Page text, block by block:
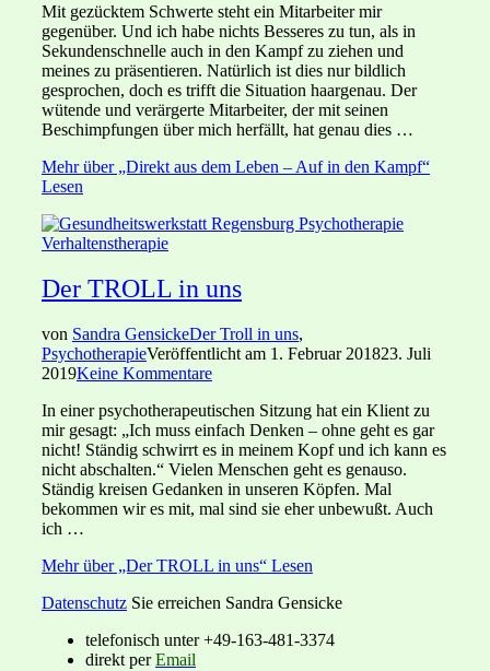
Mit gezücktem Schwerte steht ein Mitarbeiter mir
gegenüber. Und ich habe nichts Besseres zu tun, als in
Sekundenschnelle auch in den Kampf zu ziehen und
meines zu präsentieren. Natürlich ist dies nur bildlich
gesprochen, doch es trifft die Situation haargenau. Der
wütende und verärgerte Mitarbeiter, der mit seinen
Beschimpfungen über mich herfällt, hat genau dies …
Mehrüber „Direkt aus dem Leben – Auf in den Kampf“
Lesen
Der TROLL in uns
von Sandra GensickeDer Troll in uns,
PsychotherapieVeröffentlicht am 1. Februar 201823. Juli
2019Keine Kommentare
In einer psychotherapeutischen Sitzung hat ein Klient zu
mir gesagt: „Ich muss einfach Denken – ohne geht es gar
nicht! Ständig schwirrt es in meinem Kopf und ich kann es
nicht abschalten.“ Vielen Menschen geht es genauso.
Ständig kreisen Gedanken in unseren Köpfen. Mal
bekommen wir es mit, mal sind sie eher unbewußt. Auch
ich …
Mehrüber „Der TROLL in uns“ Lesen
Datenschutz Sie erreichen Sandra Gensicke
telefonisch unter +49-163-481-3374
direkt perEmail